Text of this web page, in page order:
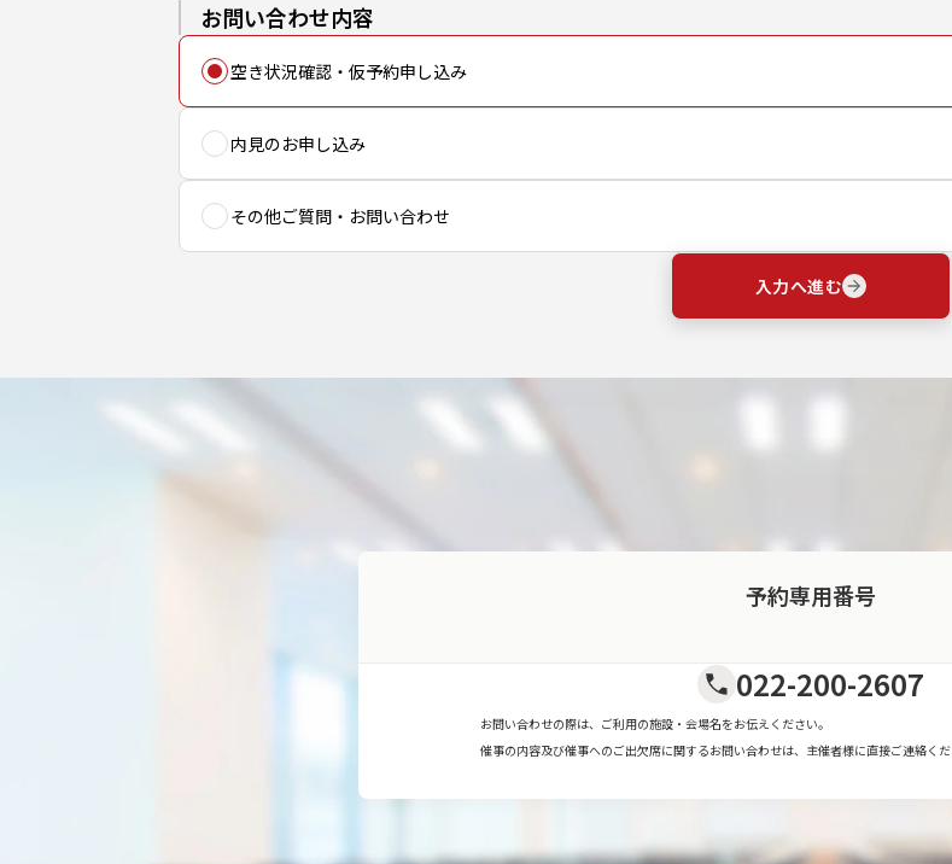
お問い合わせ内容
空き状況確認・仮予約申し込み
内見のお申し込み
その他ご質問・お問い合わせ
入力へ進む
予約専用番号
022-200-2607
お問い合わせの際は、ご利用の施設・会場名をお伝えください。
催事の内容及び催事へのご出欠席に関するお問い合わせは、主催者様に直接ご連絡くだ